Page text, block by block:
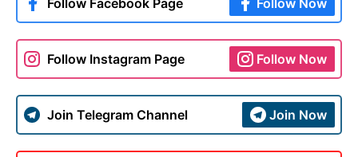
Follow Facebook Page Follow Now
Follow Instagram Page Follow Now
Join Telegram Channel Join Now